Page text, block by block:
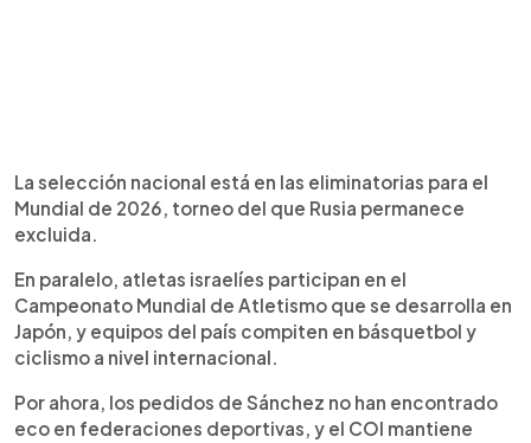
La selección nacional está en las eliminatorias para el
Mundial de 2026, torneo del que Rusia permanece
excluida.
En paralelo, atletas israelíes participan en el
Campeonato Mundial de Atletismo que se desarrolla en
Japón, y equipos del país compiten en básquetbol y
ciclismo a nivel internacional.
Por ahora, los pedidos de Sánchez no han encontrado
eco en federaciones deportivas, y el COI mantiene